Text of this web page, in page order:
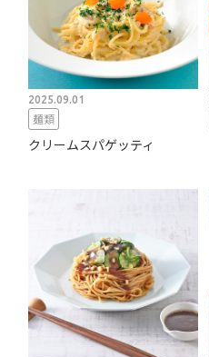
2025.09.01
麺類
クリームスパゲッティ